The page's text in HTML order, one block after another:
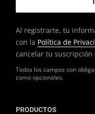
Todos los campos son
como opcionales.
Al registrarte, tu
con la Política de
cancelar tu
PRODUCTOS